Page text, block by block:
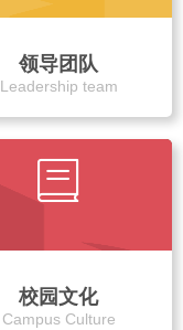
领导团队
Leadership team
校园文化
Campus Culture